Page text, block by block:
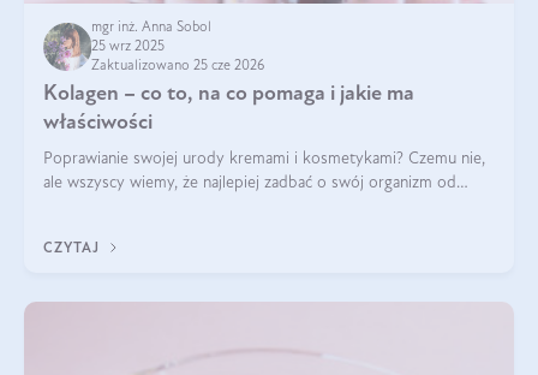
mgr inż. Anna Sobol
25 wrz 2025
Zaktualizowano 25 cze 2026
Kolagen – co to, na co pomaga i jakie ma
właściwości
Poprawianie swojej urody kremami i kosmetykami? Czemu nie,
ale wszyscy wiemy, że najlepiej zadbać o swój organizm od
wysokiej jakości suplem
CZYTAJ